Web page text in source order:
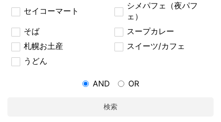
セイコーマート
シメパフェ（夜パフ
ェ）
そば
スープカレー
札幌お土産
スイーツ/カフェ
うどん
AND OR
検索